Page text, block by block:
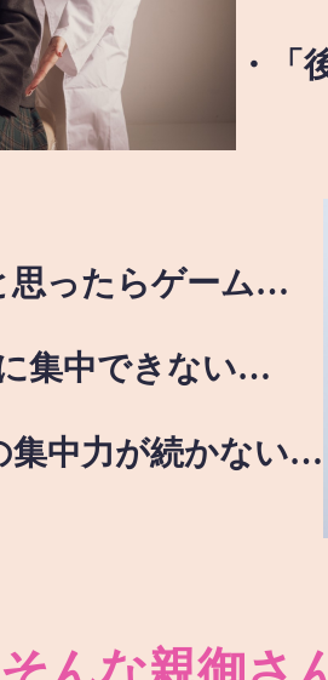
・「
思ったらゲーム…
集中できない…
集中力が続かない…